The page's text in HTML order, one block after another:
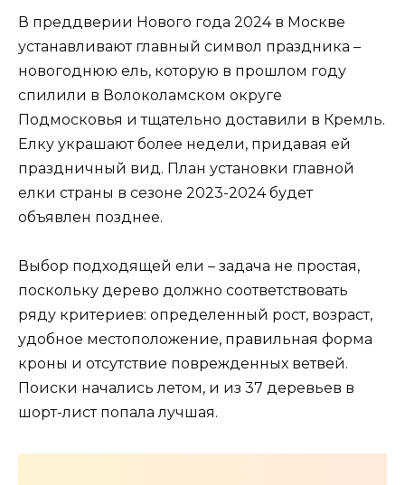
В преддверии Нового года 2024 в Москве
устанавливают главный символ праздника –
новогоднюю ель, которую в прошлом году
спилили в Волоколамском округе
Подмосковья и тщательно доставили в Кремль.
Елку украшают более недели, придавая ей
праздничный вид. План установки главной
елки страны в сезоне 2023-2024 будет
объявлен позднее.
Выбор подходящей ели – задача не простая,
поскольку дерево должно соответствовать
ряду критериев: определенный рост, возраст,
удобное местоположение, правильная форма
кроны и отсутствие поврежденных ветвей.
Поиски начались летом, и из 37 деревьев в
шорт-лист попала лучшая.